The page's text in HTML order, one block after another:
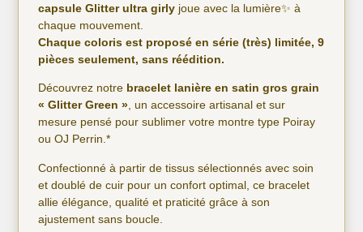
capsule Glitter ultra girly joue avec la lumière✨ à
chaque mouvement.
Chaque coloris est proposé en série (très) limitée, 9
pièces seulement, sans réédition.
Découvrez notre bracelet lanière en satin gros grain
« Glitter Green », un accessoire artisanal et sur
mesure pensé pour sublimer votre montre type Poiray
ou OJ Perrin.*
Confectionné à partir de tissus sélectionnés avec soin
et doublé de cuir pour un confort optimal, ce bracelet
allie élégance, qualité et praticité grâce à son
ajustement sans boucle.